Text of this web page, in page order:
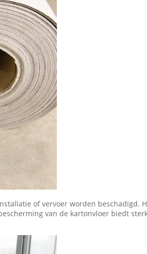
of vervoer worden beschadigd.
van de kartonvloer biedt